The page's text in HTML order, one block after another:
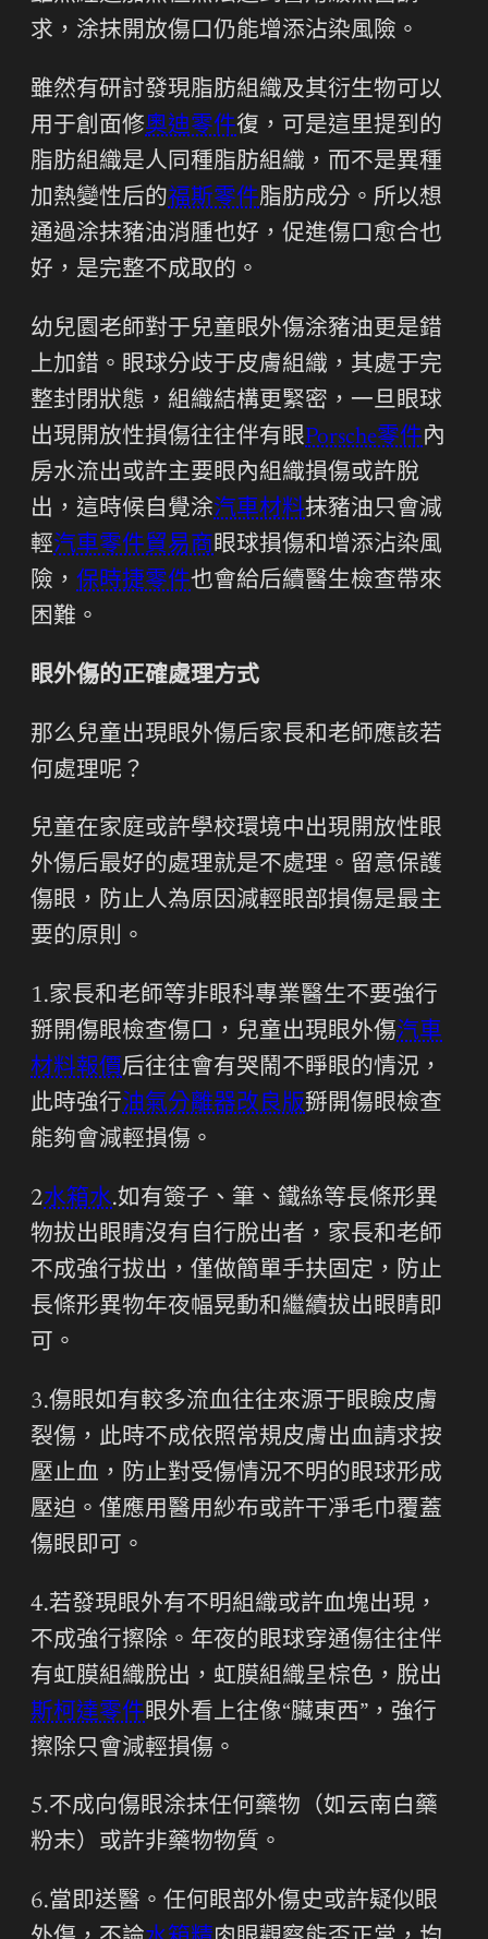
求，涂抹開放傷口仍能增添沾染風險。
雖然有研討發現脂肪組織及其衍生物可以
用于創面修奧迪零件復，可是這里提到的
脂肪組織是人同種脂肪組織，而不是異種
加熱變性后的福斯零件脂肪成分。所以想
通過涂抹豬油消腫也好，促進傷口愈合也
好，是完整不成取的。
幼兒園老師對于兒童眼外傷涂豬油更是錯
上加錯。眼球分歧于皮膚組織，其處于完
整封閉狀態，組織結構更緊密，一旦眼球
出現開放性損傷往往伴有眼Porsche零件 內
房水流出或許主要眼內組織損傷或許脫
出，這時候自覺涂汽車材料抹豬油只會減
輕汽車零件貿易商眼球損傷和增添沾染風
險， 保時捷零件也會給后續醫生檢查帶來
困難。
眼外傷的正確處理方式
那么兒童出現眼外傷后家長和老師應該若
何處理呢？
兒童在家庭或許學校環境中出現開放性眼
外傷后最好的處理就是不處理。留意保護
傷眼，防止人為原因減輕眼部損傷是最主
要的原則。
1.家長和老師等非眼科專業醫生不要強行
掰開傷眼檢查傷口，兒童出現眼外傷汽車
材料報價后往往會有哭鬧不睜眼的情況，
此時強行油氣分離器改良版掰開傷眼檢查
能夠會減輕損傷。
2水箱水.如有簽子、筆、鐵絲等長條形異
物拔出眼睛沒有自行脫出者，家長和老師
不成強行拔出，僅做簡單手扶固定，防止
長條形異物年夜幅晃動和繼續拔出眼睛即
可。
3.傷眼如有較多流血往往來源于眼瞼皮膚
裂傷，此時不成依照常規皮膚出血請求按
壓止血，防止對受傷情況不明的眼球形成
壓迫。僅應用醫用紗布或許干凈毛巾覆蓋
傷眼即可。
4.若發現眼外有不明組織或許血塊出現，
不成強行擦除。年夜的眼球穿通傷往往伴
有虹膜組織脫出，虹膜組織呈棕色，脫出
斯柯達零件眼外看上往像“臟東西”，強行
擦除只會減輕損傷。
5.不成向傷眼涂抹任何藥物（如云南白藥
粉末）或許非藥物物質。
6.當即送醫。任何眼部外傷史或許疑似眼